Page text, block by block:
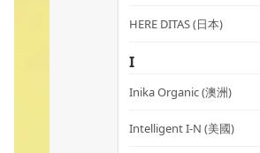
HERE DITAS (日本)
I
Inika Organic (澳洲)
Intelligent I-N (美國)